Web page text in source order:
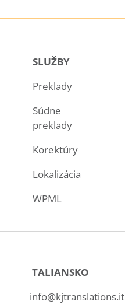
SLUŽBY
Preklady
Súdne
preklady
Korektúry
Lokalizácia
WPML
TALIANSKO
info@kjtranslations.it